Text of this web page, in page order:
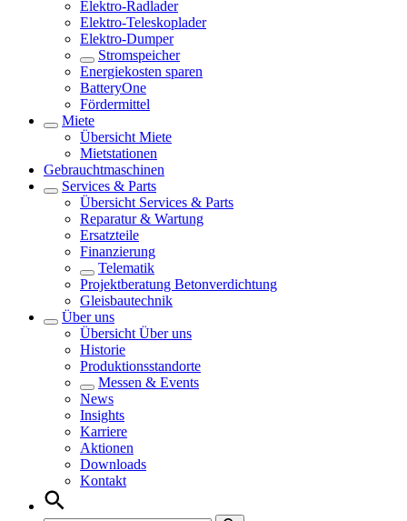
Elektro-Radlader
Elektro-Teleskoplader
Elektro-Dumper
Stromspeicher
Energiekosten sparen
BatteryOne
Fördermittel
Miete
Übersicht Miete
Mietstationen
Gebrauchtmaschinen
Services & Parts
Übersicht Services & Parts
Reparatur & Wartung
Ersatzteile
Finanzierung
Telematik
Projektberatung Betonverdichtung
Gleisbautechnik
Über uns
Übersicht Über uns
Historie
Produktionsstandorte
Messen & Events
News
Insights
Karriere
Aktionen
Downloads
Kontakt